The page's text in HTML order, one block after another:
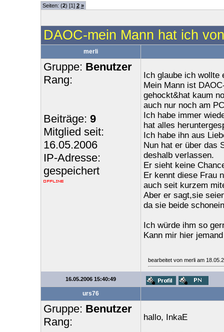
Seiten: (2) [1] 2 »
DAOC-mein Mann hat ich
merli
Gruppe: Benutzer
Rang:
Beiträge: 9
Mitglied seit:
16.05.2006
IP-Adresse:
gespeichert
Ich glaube ich wollte
Mein Mann ist
gehockt&hat kaum
auch nur noch am
Ich habe immer
hat alles
Ich habe ihn aus
Nun hat er über das
deshalb verlassen.
Er sieht keine
Er kennt diese Frau
auch seit kurzem
Aber er sagt,sie
da sie beide
Ich würde ihm so
Kann mir hier
bearbeitet von merli am
16.05.2006 15:40:49
urs76
Gruppe: Benutzer
Rang:
hallo, InkaE